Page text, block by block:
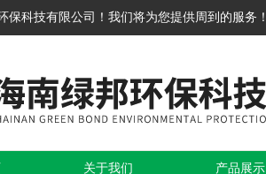
保科技有限公司！我们将为您提供周到的服务！
关于我们 产品展示